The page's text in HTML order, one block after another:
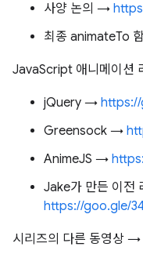
사양 논의 →
최종 animateTo
JavaScript 애니메이션
jQuery → https://
Greensock →
AnimeJS →
Jake가 만든 이전
https://goo.gle/
시리즈의 다른 동영상 →